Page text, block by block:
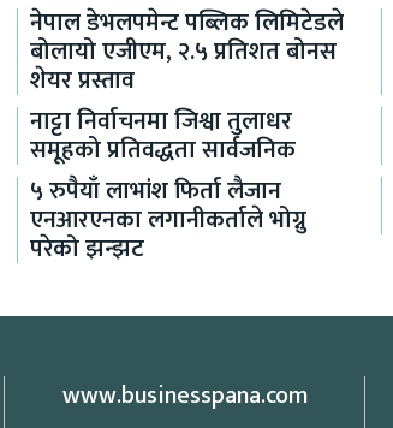
नेपाल डेभलपमेन्ट पब्लिक लिमिटेडले
बोलायो एजीएम, २.५ प्रतिशत बोनस
शेयर प्रस्ताव
नाट्टा निर्वाचनमा जिश्वा तुलाधर
समूहको प्रतिवद्धता सार्वजनिक
५ रुपैयाँ लाभांश फिर्ता लैजान
एनआरएनका लगानीकर्ताले भोग्नु
परेको झन्झट
www.businesspana.com